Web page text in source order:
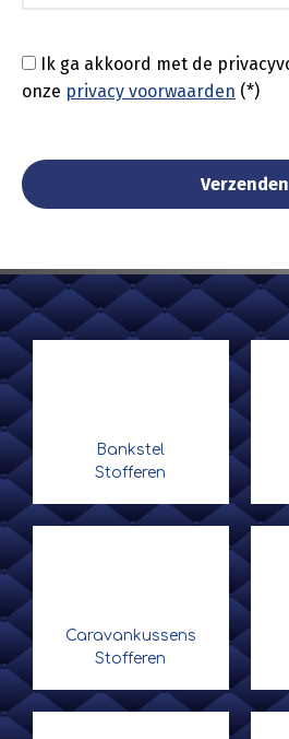
Ik ga akkoord met de
onze privacy voorwaarden (*)
Bankstel
Stofferen
Caravankussens
Stofferen